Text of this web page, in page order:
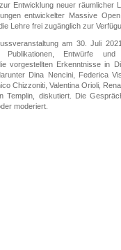
Entwicklung neuer räumlicher
entwickelter Massive
Lehre frei zugänglich zur
am 30. Juli
Publikationen, Entwürfe und
vorgestellten Erkenntnisse in
Dina Nencini, Federica
Chizzoniti, Valentina Orioli,
Templin, diskutiert. Die
moderiert.